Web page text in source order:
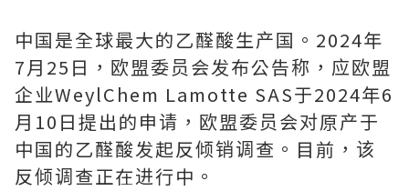
中国是全球最大的乙醛酸生产国。2024年
7月25日，欧盟委员会发布公告称，应欧盟
企业WeylChem Lamotte SAS于2024年6
月10日提出的申请，欧盟委员会对原产于
中国的乙醛酸发起反倾销调查。目前，该
反倾调查正在进行中。